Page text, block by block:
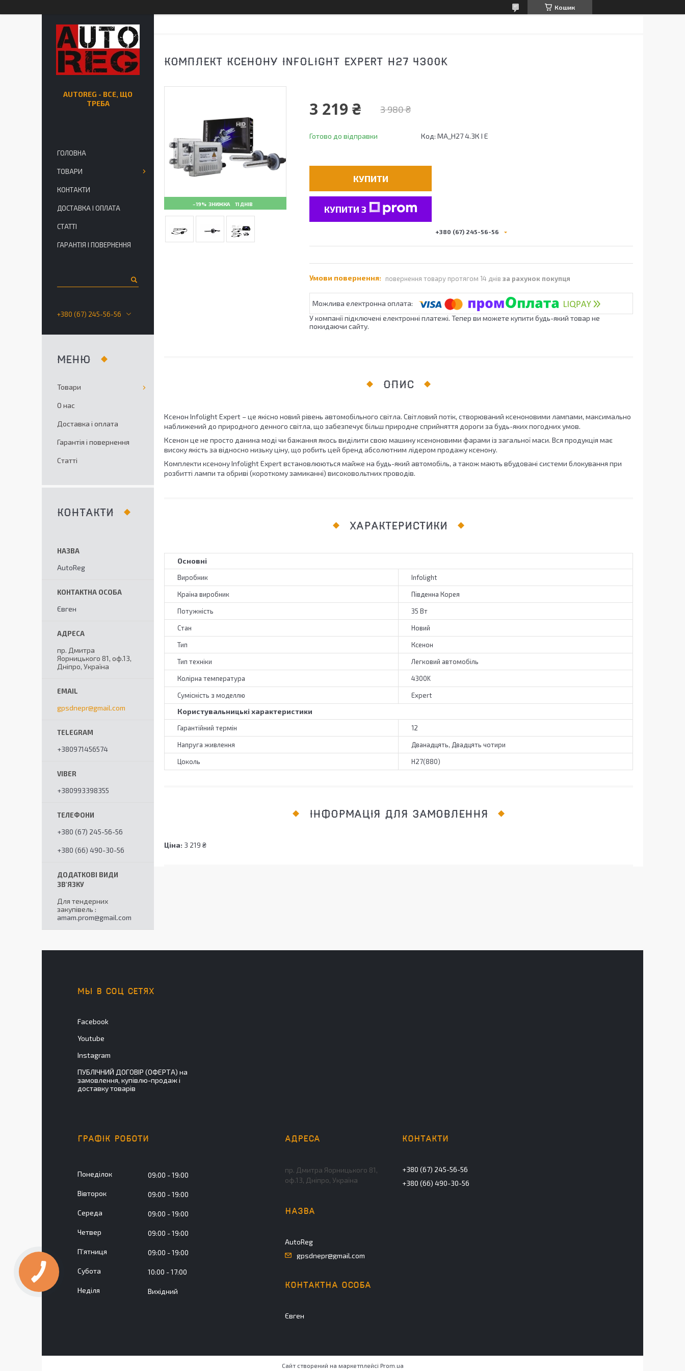
Кошик
КОМПЛЕКТ КСЕНОНУ INFOLIGHT EXPERT H27 4300K
–19% 11 ДНІВ
3 980 ₴
3 219 ₴
Готово до відправки Код: MA_Н27 4.3К I E
КУПИТИ
КУПИТИ З
+380 (67) 245-56-56
повернення товару протягом 14 днів за рахунок покупця
У компанії підключені електронні платежі. Тепер ви можете купити будь-який товар не
покидаючи сайту.
ОПИС
Ксенон Infolight Expert – це якісно новий рівень автомобільного світла. Світловий потік, створюваний ксеноновими лампами, максимально
наближений до природного денного світла, що забезпечує більш природне сприйняття дороги за будь-яких погодних умов.
Ксенон це не просто данина моді чи бажання якось виділити свою машину ксеноновими фарами із загальної маси. Вся продукція має
високу якість за відносно низьку ціну, що робить цей бренд абсолютним лідером продажу ксенону.
Комплекти ксенону Infolight Expert встановлюються майже на будь-який автомобіль, а також мають вбудовані системи блокування при
розбитті лампи та обриві (короткому замиканні) високовольтних проводів.
ХАРАКТЕРИСТИКИ
Основні
Виробник Infolight
Країна виробник Південна Корея
Потужність 35 Вт
Стан Новий
Тип Ксенон
Тип техніки Легковий автомобіль
Колірна температура 4300K
Сумісність з моделлю Expert
Користувальницькі характеристики
Гарантійний термін 12
Напруга живлення Дванадцять, Двадцять чотири
Цоколь Н27(880)
ІНФОРМАЦІЯ ДЛЯ ЗАМОВЛЕННЯ
Ціна: 3 219 ₴
AUTOREG - ВСЕ, ЩО
ТРЕБА
ГОЛОВНА
ТОВАРИ
КОНТАКТИ
ДОСТАВКА І ОПЛАТА
СТАТТІ
ГАРАНТІЯ І ПОВЕРНЕННЯ
+380 (67) 245-56-56
Товари
О нас
Доставка і оплата
Гарантія і повернення
Статті
КОНТАКТИ
AutoReg
Євген
пр. Дмитра
Яорницького 81, оф.13,
Дніпро, Україна
gpsdnepr@gmail.com
+380971456574
+380993398355
+380 (67) 245-56-56
+380 (66) 490-30-56
Для тендерних
закупівель
amam.prom@gmail.com
МЫ В СОЦ СЕТЯХ
Facebook
Youtube
Instagram
ПУБЛІЧНИЙ ДОГОВІР (ОФЕРТА) на
замовлення, купівлю-продаж і
доставку товарів
ГРАФІК РОБОТИ
Понеділок 09:00 19:00
Вівторок 09:00 19:00
Середа 09:00 19:00
Четвер 09:00 19:00
Пʼятниця 09:00 19:00
Субота 10:00 17:00
Неділя Вихідний
пр. Дмитра Яорницького 81,
оф.13, Дніпро, Україна
AutoReg
gpsdnepr@gmail.com
Євген
+380 (67) 245-56-56
+380 (66) 490-30-56
Сайт створений на маркетплейсі Prom.ua